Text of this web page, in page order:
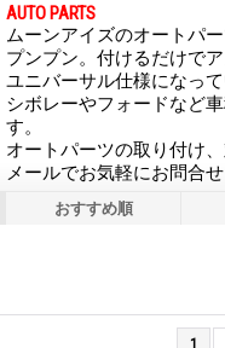
AUTO PARTS
ムーンアイズのオートパ
プンプン。付けるだけで
ユニバーサル仕様になっ
シボレーやフォードなど
す。
オートパーツの取り付け
メールでお気軽にお問合せ
おすすめ順
1